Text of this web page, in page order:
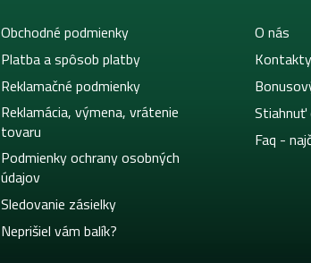
Obchodné podmienky
Platba a spôsob platby
Reklamačné podmienky
Reklamácia, výmena, vrátenie
tovaru
Podmienky ochrany osobných
údajov
Sledovanie zásielky
Neprišiel vám balík?
O nás
Kontakty
Faq -